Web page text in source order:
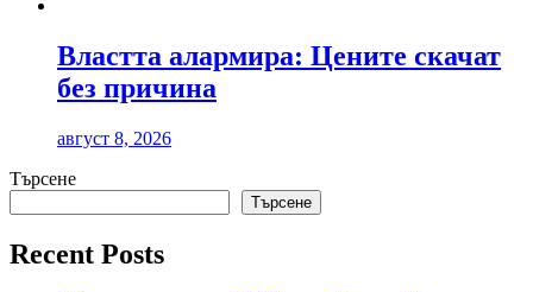
Властта алармира: Цените скачат
без причина
август 8, 2026
Търсене
Търсене
Recent Posts